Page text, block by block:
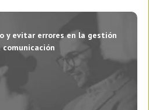
y evitar errores en la gestión
comunicación